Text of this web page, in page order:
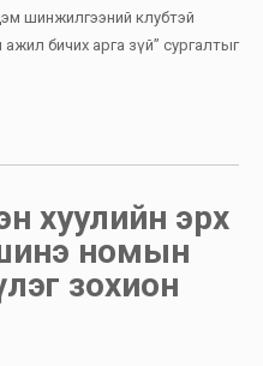
шинжилгээний клубтэй
бичих арга зүй” сургалтыг
хуулийн эрх
номын
зохион